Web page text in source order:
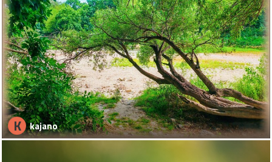
K kajano